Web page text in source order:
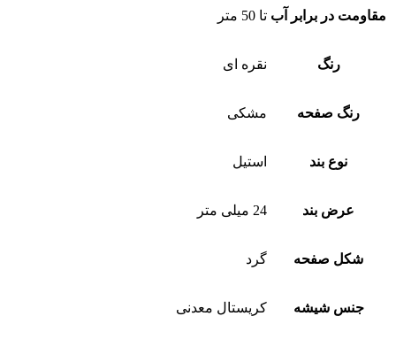
مقاومت در برابر آب تا 50 متر
رنگ نقره ای
رنگ صفحه مشکی
نوع بند استیل
عرض بند 24 میلی متر
شکل صفحه گرد
جنس شیشه کریستال معدنی